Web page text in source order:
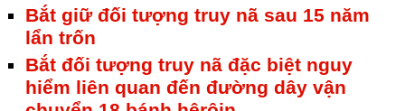
Bắt giữ đối tượng truy nã sau 15 năm
lẩn trốn
Bắt đối tượng truy nã đặc biệt nguy
hiểm liên quan đến đường dây vận